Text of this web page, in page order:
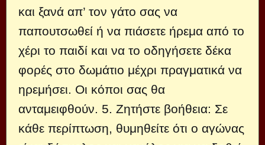
και ξανά απ’ τον γάτο σας να
παπουτσωθεί ή να πιάσετε ήρεμα από το
χέρι το παιδί και να το οδηγήσετε δέκα
φορές στο δωμάτιο μέχρι πραγματικά να
ηρεμήσει. Οι κόποι σας θα
ανταμειφθούν. 5. Ζητήστε βοήθεια: Σε
κάθε περίπτωση, θυμηθείτε ότι ο αγώνας